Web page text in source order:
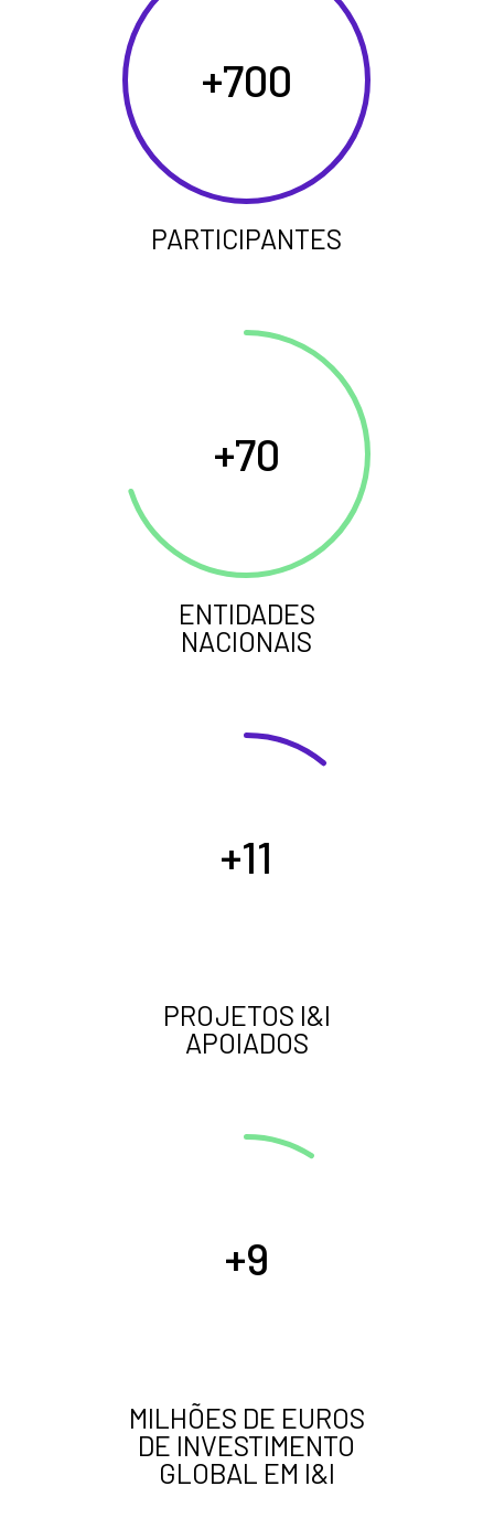
700
PARTICIPANTES
70
ENTIDADES
NACIONAIS
11
PROJETOS I&I
APOIADOS
9
MILHÕES DE EUROS
DE INVESTIMENTO
GLOBAL EM I&I